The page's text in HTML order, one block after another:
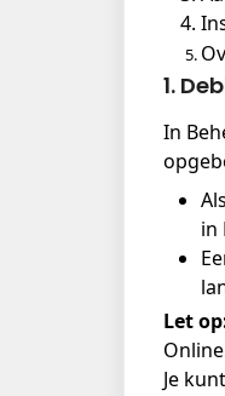
1.
In
in
Let
Je